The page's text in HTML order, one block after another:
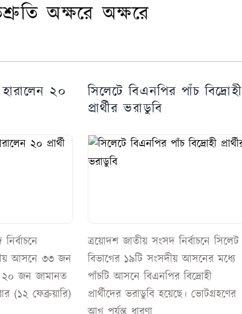
অক্ষরে অক্ষরে
২০
আসনে ৩৩ জন
২০ জন জামানত
(১২ ফেব্রুয়ারি)
সিলেটে বিএনপির পাঁচ বিদ্রোহী
প্রার্থীর ভরাডুবি
ত্রয়োদশ জাতীয় সংসদ নির্বাচনে সিলেট
বিভাগের ১৯টি সংসদীয় আসনের মধ্যে
পাঁচটি আসনে বিএনপির বিদ্রোহী
প্রার্থীদের ভরাডুবি হয়েছে। ভোটগ্রহণের